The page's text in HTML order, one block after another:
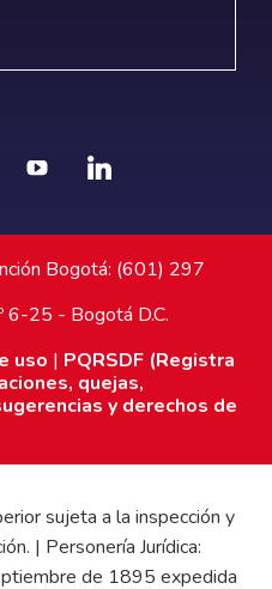
Bogotá: (601) 297
6-25 - Bogotá D.C.
uso | PQRSDF (Registra
quejas,
y derechos de
sujeta a la inspección y
| Personería Jurídica:
de 1895 expedida